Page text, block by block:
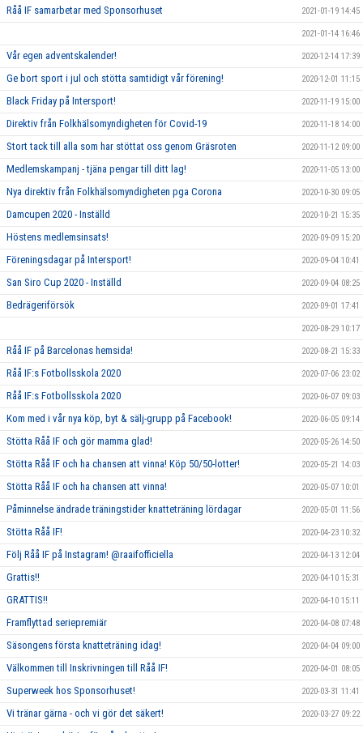
Råå IF samarbetar med Sponsorhuset 2021-01-19 14:45
2021-01-14 16:46
Vår egen adventskalender! 2020-12-14 17:39
Ge bort sport i jul och stötta samtidigt vår förening! 2020-12-01 11:15
Black Friday på Intersport! 2020-11-19 15:00
Direktiv från Folkhälsomyndigheten för Covid-19 2020-11-18 14:00
Stort tack till alla som har stöttat oss genom Gräsroten 2020-11-12 09:00
Medlemskampanj - tjäna pengar till ditt lag! 2020-11-05 13:00
Nya direktiv från Folkhälsomyndigheten pga Corona 2020-10-30 09:05
Damcupen 2020 - Inställd 2020-10-21 15:35
Höstens medlemsinsats! 2020-09-09 15:20
Föreningsdagar på Intersport! 2020-09-04 10:41
San Siro Cup 2020 - Inställd 2020-09-04 08:25
Bedrägeriförsök 2020-09-01 17:41
2020-08-29 10:17
Råå IF på Barcelonas hemsida! 2020-08-21 15:33
Råå IF:s Fotbollsskola 2020 2020-07-06 23:02
Råå IF:s Fotbollsskola 2020 2020-06-07 09:03
Kom med i vår nya köp, byt & sälj-grupp på Facebook! 2020-06-05 09:14
Stötta Råå IF och gör mamma glad! 2020-05-26 14:50
Stötta Råå IF och ha chansen att vinna! Köp 50/50-lotter! 2020-05-21 14:03
Stötta Råå IF och ha chansen att vinna! 2020-05-07 10:01
Påminnelse ändrade träningstider knatteträning lördagar 2020-05-01 11:56
Stötta Råå IF! 2020-04-23 10:32
Följ Råå IF på Instagram! @raaifofficiella 2020-04-13 12:04
Grattis!! 2020-04-10 15:31
GRATTIS!! 2020-04-10 15:11
Framflyttad seriepremiär 2020-04-08 07:48
Säsongens första knatteträning idag! 2020-04-04 09:00
Välkommen till Inskrivningen till Råå IF! 2020-04-01 08:05
Superweek hos Sponsorhuset! 2020-03-31 11:41
Vi tränar gärna - och vi gör det säkert! 2020-03-27 09:22